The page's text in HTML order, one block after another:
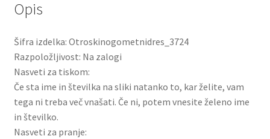
Opis
Šifra izdelka: Otroskinogometnidres_3724
Razpoložljivost: Na zalogi
Nasveti za tiskom:
Če sta ime in številka na sliki natanko to, kar želite, vam
tega ni treba več vnašati. Če ni, potem vnesite želeno ime
in številko.
Nasveti za pranje: